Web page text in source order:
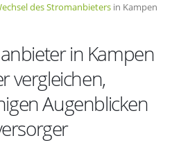
des Stromanbieters in Kampen
in Kampen
vergleichen,
Augenblicken